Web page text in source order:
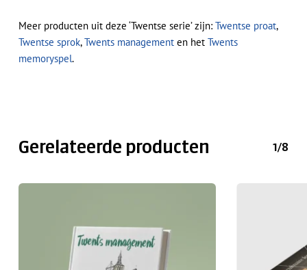
Geen producten in de
Ga Naar Winkel
Meer producten uit deze ‘Twentse serie’ zijn: Twentse proat,
Twentse sprok,Twents managementen het Twents
memoryspel.
Gerelateerde producten 1/8